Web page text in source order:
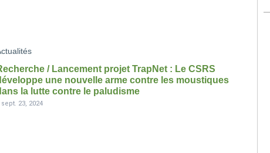
/ Lancement projet TrapNet : Le CSRS
une nouvelle arme contre les moustiques
la lutte contre le paludisme
sept. 23, 2024